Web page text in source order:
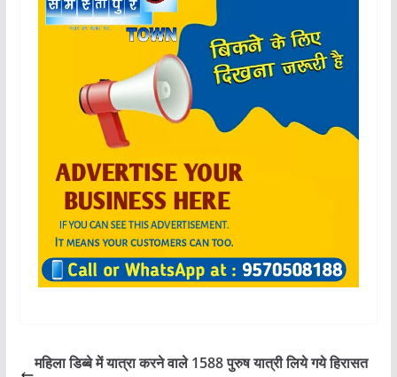
महिला डिब्बे में यात्रा करने वाले 1588 पुरुष यात्री लिये गये हिरासत